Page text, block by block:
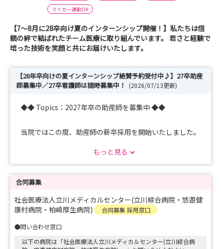
マイカー通勤OK
【7～8月に28卒向け夏のインターンシップ開催！】私たちは信
頼の絆で結ばれたチーム医療に取り組んでいます。 若さと経験で
培った技術を笑顔と共にお届けいたします。
【28年卒向けの夏インターンシップ絶賛予約受付中♪】27卒助産
師募集中／27卒看護師は随時募集中！
(2026/07/13更新)
◆◆ Topics：2027年卒の助産師を募集中 ◆◆
当院ではこの度、助産師の新卒採用を開始いたしました。
件数が多く、助産師として幅広い経験を積める環境です。
っかり伸ばしたい方に最適な職場です。
※病院見学や採用試験の詳細をご希望の方は、「説明会・
皆さまからのエントリーをお待ちしております♪
もっと見る
合同募集
社会医療法人立川メディカルセンター(立川綜合病院・悠遊健
康村病院・柏崎厚生病院)
合同募集 採用窓口
●問い合わせ窓口
以下の病院は「社会医療法人立川メディカルセンター(立川綜合病